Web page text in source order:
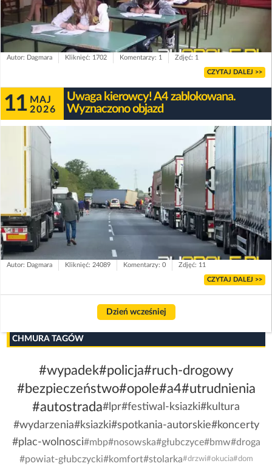
Autor: Dagmara Kliknięć: 1702 Komentarzy: 1 Zdjęć: 1
CZYTAJ DALEJ >>
11 MAJ
2026
Uwaga kierowcy! A4 zablokowana.
Wyznaczono objazd
Autor: Dagmara Kliknięć: 24089 Komentarzy: 0 Zdjęć: 11
CZYTAJ DALEJ >>
Dzień wcześniej
CHMURA TAGÓW
#wypadek#policja#ruch-drogowy
#bezpieczeństwo#opole#a4#utrudnienia
#autostrada#lpr#festiwal-ksiazki#kultura
#wydarzenia#ksiazki#spotkania-autorskie#koncerty
#plac-wolnosci#mbp#nosowska#głubczyce#bmw#droga
#powiat-głubczycki#komfort#stolarka#drzwi#okucia#dom